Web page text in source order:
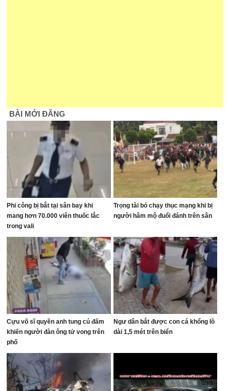
BÀI MỚI ĐĂNG
Phi công bị bắt tại sân bay khi
mang hơn 70.000 viên thuốc lắc
trong vali
Trọng tài bỏ chạy thục mạng khi bị
người hâm mộ đuổi đánh trên sân
Cựu võ sĩ quyền anh tung cú đấm
khiến người đàn ông tử vong trên
phố
Ngư dân bắt được con cá khổng lồ
dài 1,5 mét trên biển